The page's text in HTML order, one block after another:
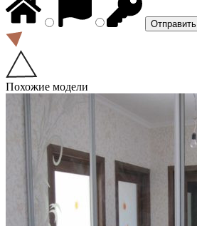
Похожие модели